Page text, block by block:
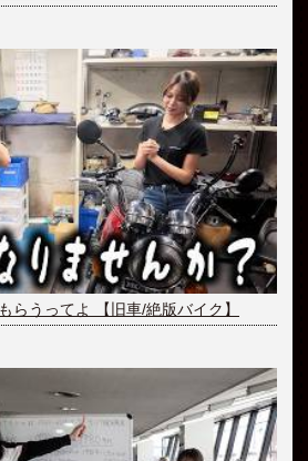
らうってよ 【旧車/絶版バイク】